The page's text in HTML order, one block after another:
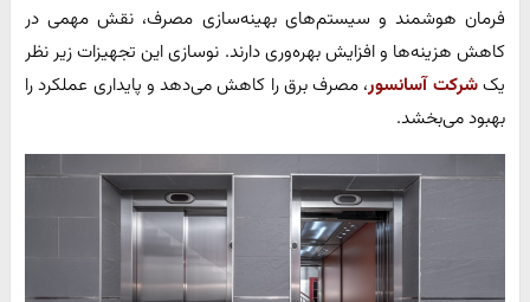
فرمان هوشمند و سیستم‌های بهینه‌سازی مصرف، نقش مهمی در
کاهش هزینه‌ها و افزایش بهره‌وری دارند. نوسازی این تجهیزات زیر نظر
یکشرکت آسانسور، مصرف برق را کاهش می‌دهد و پایداری عملکرد را
بهبود می‌بخشد.